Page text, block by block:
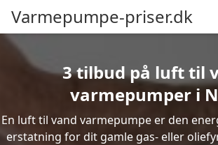
Varmepumpe-priser.dk
3 tilbud på luft til
varmepumper i
En luft til vand varmepumpe er den
erstatning for dit gamle gas- eller